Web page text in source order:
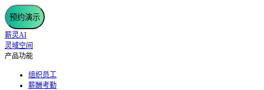
预约演示
薪灵AI
灵域空间
产品功能
组织员工
薪酬考勤